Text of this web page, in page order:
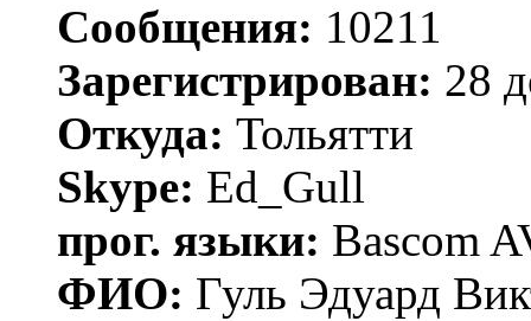
Сообщения: 10211
Зарегистрирован: 28
Откуда: Тольятти
Skype: Ed_Gull
прог. языки: Bascom
ФИО: Гуль Эдуард